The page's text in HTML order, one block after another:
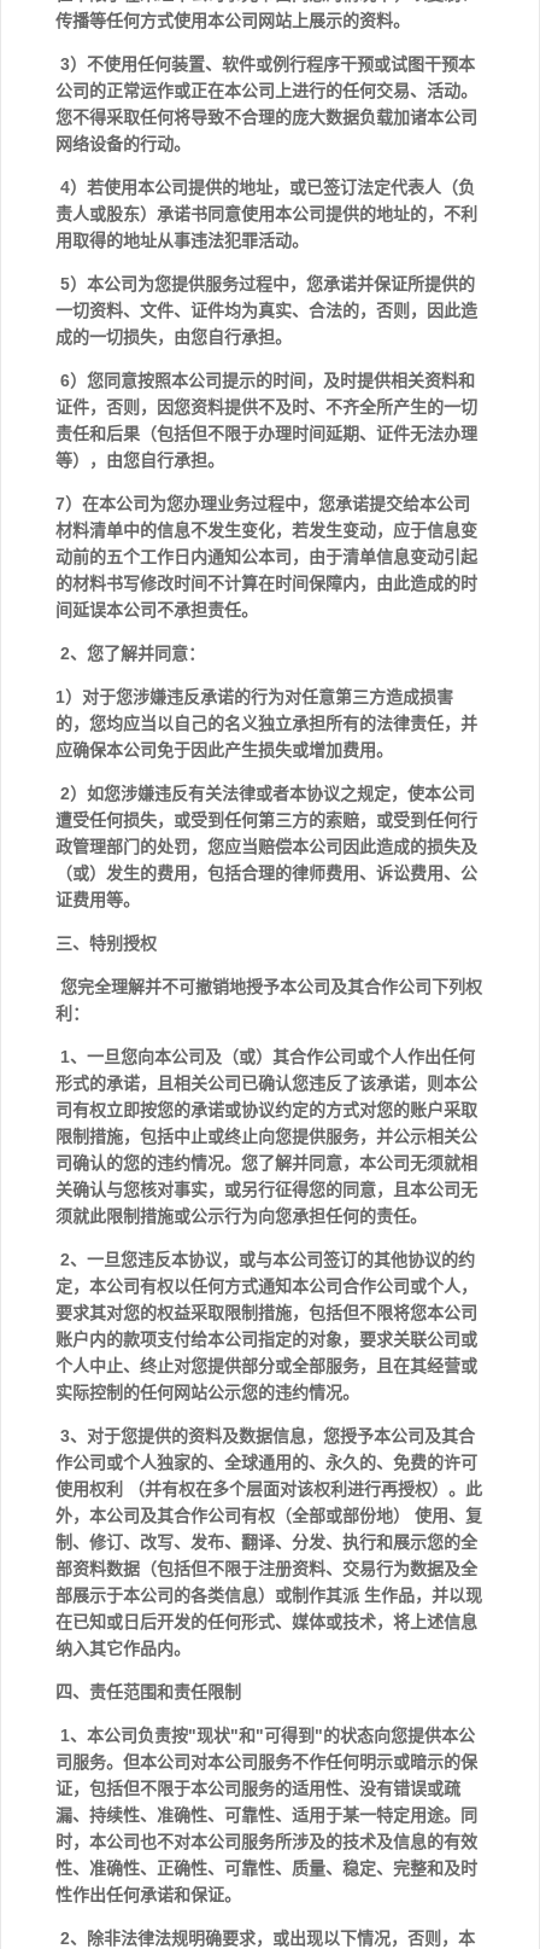
传播等任何方式使用本公司网站上展示的资料。
3）不使用任何装置、软件或例行程序干预或试图干预本
公司的正常运作或正在本公司上进行的任何交易、活动。
您不得采取任何将导致不合理的庞大数据负载加诸本公司
网络设备的行动。
4）若使用本公司提供的地址，或已签订法定代表人（负
责人或股东）承诺书同意使用本公司提供的地址的，不利
用取得的地址从事违法犯罪活动。
5）本公司为您提供服务过程中，您承诺并保证所提供的
一切资料、文件、证件均为真实、合法的，否则，因此造
成的一切损失，由您自行承担。
6）您同意按照本公司提示的时间，及时提供相关资料和
证件，否则，因您资料提供不及时、不齐全所产生的一切
责任和后果（包括但不限于办理时间延期、证件无法办理
等），由您自行承担。
7）在本公司为您办理业务过程中，您承诺提交给本公司
材料清单中的信息不发生变化，若发生变动，应于信息变
动前的五个工作日内通知公本司，由于清单信息变动引起
的材料书写修改时间不计算在时间保障内，由此造成的时
间延误本公司不承担责任。
2、您了解并同意：
1）对于您涉嫌违反承诺的行为对任意第三方造成损害
的，您均应当以自己的名义独立承担所有的法律责任，并
应确保本公司免于因此产生损失或增加费用。
2）如您涉嫌违反有关法律或者本协议之规定，使本公司
遭受任何损失，或受到任何第三方的索赔，或受到任何行
政管理部门的处罚，您应当赔偿本公司因此造成的损失及
（或）发生的费用，包括合理的律师费用、诉讼费用、公
证费用等。
三、特别授权
您完全理解并不可撤销地授予本公司及其合作公司下列权
利：
1、一旦您向本公司及（或）其合作公司或个人作出任何
形式的承诺，且相关公司已确认您违反了该承诺，则本公
司有权立即按您的承诺或协议约定的方式对您的账户采取
限制措施，包括中止或终止向您提供服务，并公示相关公
司确认的您的违约情况。您了解并同意，本公司无须就相
关确认与您核对事实，或另行征得您的同意，且本公司无
须就此限制措施或公示行为向您承担任何的责任。
2、一旦您违反本协议，或与本公司签订的其他协议的约
定，本公司有权以任何方式通知本公司合作公司或个人，
要求其对您的权益采取限制措施，包括但不限将您本公司
账户内的款项支付给本公司指定的对象，要求关联公司或
个人中止、终止对您提供部分或全部服务，且在其经营或
实际控制的任何网站公示您的违约情况。
3、对于您提供的资料及数据信息，您授予本公司及其合
作公司或个人独家的、全球通用的、永久的、免费的许可
使用权利 （并有权在多个层面对该权利进行再授权）。此
外，本公司及其合作公司有权（全部或部份地） 使用、复
制、修订、改写、发布、翻译、分发、执行和展示您的全
部资料数据（包括但不限于注册资料、交易行为数据及全
部展示于本公司的各类信息）或制作其派 生作品，并以现
在已知或日后开发的任何形式、媒体或技术，将上述信息
纳入其它作品内。
四、责任范围和责任限制
1、本公司负责按"现状"和"可得到"的状态向您提供本公
司服务。但本公司对本公司服务不作任何明示或暗示的保
证，包括但不限于本公司服务的适用性、没有错误或疏
漏、持续性、准确性、可靠性、适用于某一特定用途。同
时，本公司也不对本公司服务所涉及的技术及信息的有效
性、准确性、正确性、可靠性、质量、稳定、完整和及时
性作出任何承诺和保证。
2、除非法律法规明确要求，或出现以下情况，否则，本